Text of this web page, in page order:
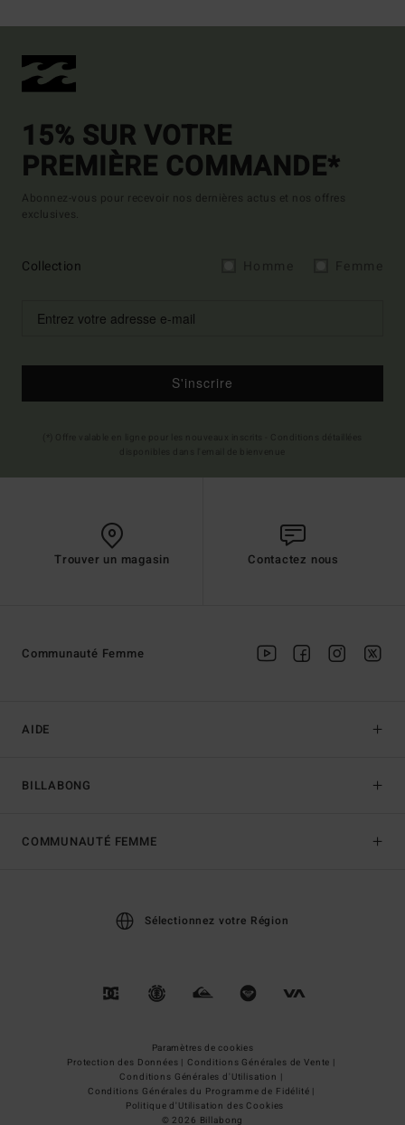
15% SUR VOTRE
PREMIÈRE COMMANDE*
Abonnez-vous pour recevoir nos dernières actus et nos offres
exclusives.
Collection
S'inscrire
Trouver un magasin Contactez nous
AIDE
BILLABONG
Communauté Femme
COMMUNAUTÉ FEMME
Sélectionnez votre Région
Paramètres de cookies
Protection des Données | Conditions Générales de Vente |
Conditions Générales d'Utilisation |
Conditions Générales du Programme de Fidélité |
Politique d'Utilisation des Cookies
© 2026 Billabong